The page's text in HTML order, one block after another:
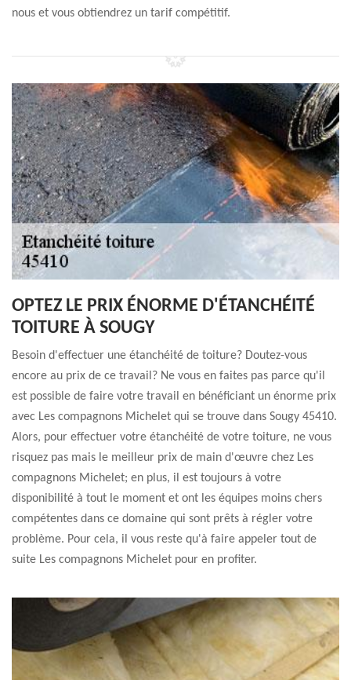
nous et vous obtiendrez un tarif compétitif.
OPTEZ LE PRIX ÉNORME D'ÉTANCHÉITÉ
TOITURE À SOUGY
Besoin d'effectuer une étanchéité de toiture? Doutez-vous
encore au prix de ce travail? Ne vous en faites pas parce qu'il
est possible de faire votre travail en bénéficiant un énorme prix
avec Les compagnons Michelet qui se trouve dans Sougy 45410.
Alors, pour effectuer votre étanchéité de votre toiture, ne vous
risquez pas mais le meilleur prix de main d'œuvre chez Les
compagnons Michelet; en plus, il est toujours à votre
disponibilité à tout le moment et ont les équipes moins chers
compétentes dans ce domaine qui sont prêts à régler votre
problème. Pour cela, il vous reste qu'à faire appeler tout de
suite Les compagnons Michelet pour en profiter.